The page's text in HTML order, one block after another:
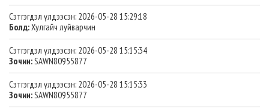
Сэтгэгдэл үлдээсэн: 2026-05-28 15:29:18
Болд:Хулгайч луйварчин
Сэтгэгдэл үлдээсэн: 2026-05-28 15:15:34
Зочин:SAWN80955877
Сэтгэгдэл үлдээсэн: 2026-05-28 15:15:33
Зочин:SAWN80955877